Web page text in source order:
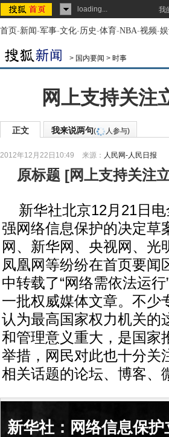
loading... 我
首页-新闻-军事-文化-历史-体育-NBA-视频-
> 国内要闻 > 时事
网上支持关注
正文 我来说两句( 人参与)
2012年12月22日10:49 来源： 人民网-人民日报
原标题 [网上支持关注
新华社北京12月21日电
强网络信息保护的决定草
网、新华网、央视网、
凤凰网等纷纷在首页要闻
中转载了“网络需依法运
一批权威媒体文章。不少
认为最高国家权力机关的
和管理意义重大，是国家
举措，网民对此也十分关
相关话题的论坛、博客、
新华社：网络信息保护